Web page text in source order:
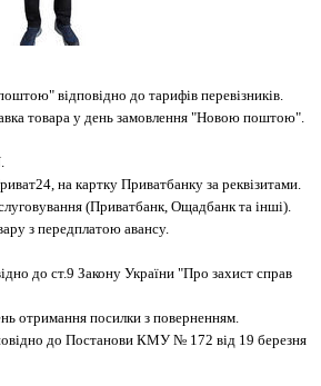
відповідно до тарифів перевізників.
товара у день замовлення "Новою поштою".
на картку Приватбанку за реквізитами.
(Приватбанк, Ощадбанк та інші).
з передплатою авансу.
до ст.9 Закону України "Про захист справ
отримання посилки з поверненням.
до Постанови КМУ № 172 від 19 березня